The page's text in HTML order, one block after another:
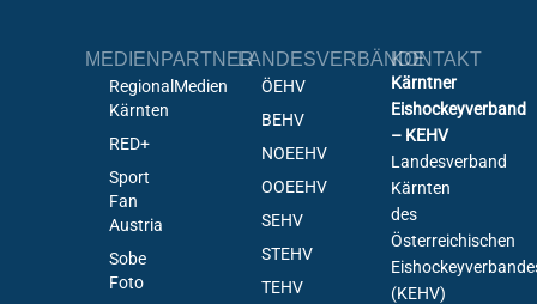
MEDIENPARTNER
RegionalMedien
Kärnten
RED+
Sport
Fan
Austria
Sobe
Foto
LANDESVERBÄNDE
ÖEHV
BEHV
NOEEHV
OOEEHV
SEHV
STEHV
TEHV
KONTAKT
Kärntner
Eishockeyverband
– KEHV
Landesverband
Kärnten
des
Österreichischen
(KEHV)